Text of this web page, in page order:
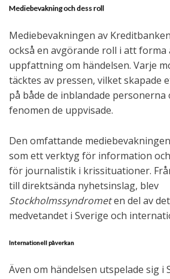
Mediebevakning och dess roll
Mediebevakningen av
också en avgörande roll i att forma
uppfattning om händelsen. Varje
täcktes av pressen, vilket skapade
på både de inblandade personerna
fenomen de uppvisade.
Den omfattande
som ett verktyg för information
för journalistik i krissituationer.
till direktsända nyhetsinslag, blev
Stockholmssyndrometen del av
medvetandet i Sverige och
Internationell påverkan
Även om händelsen utspelade sig i